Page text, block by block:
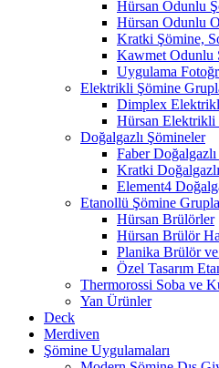
Hürsan Odunlu
Hürsan Odunlu
Kratki Şömine,
Kawmet Odunlu
Uygulama
Elektrikli Şömine
Dimplex
Hürsan Elektrikli
Doğalgazlı Şömineler
Faber
Kratki
Element4
Etanollü Şömine
Hürsan Brülörler
Hürsan Brülör
Planika Brülör
Özel Tasarım
Thermorossi Soba ve
Yan Ürünler
Deck
Merdiven
Şömine Uygulamaları